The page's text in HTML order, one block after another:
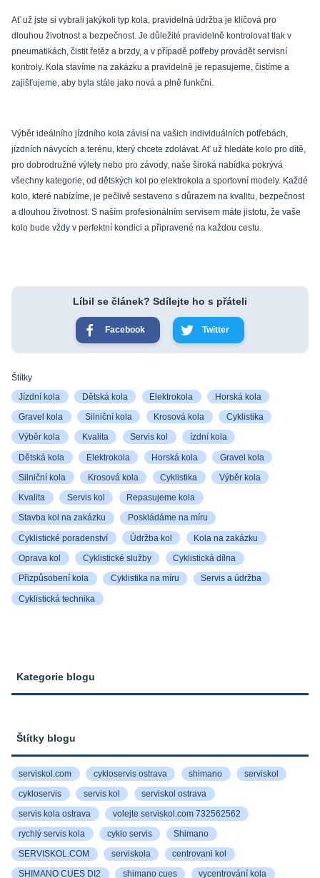
Kategorie blogu
Štítky blogu
serviskol.com cykloservis ostrava shimano serviskol
cykloservis servis kol serviskol ostrava
servis kola ostrava volejte serviskol.com 732562562
rychlý servis kola cyklo servis Shimano
SERVISKOL.COM serviskola centrovani kol
SHIMANO CUES DI2 shimano cues vycentrování kola
Ať už jste si vybrali jakýkoli typ kola, pravidelná údržba je klíčová pro
dlouhou životnost a bezpečnost. Je důležité pravidelně kontrolovat tlak v
pneumatikách, čistit řetěz a brzdy, a v případě potřeby provádět servisní
kontroly. Kola stavíme na zakázku a pravidelně je repasujeme, čistíme a
zajišťujeme, aby byla stále jako nová a plně funkční.
Výběr ideálního jízdního kola závisí na vašich individuálních potřebách,
jízdních návycích a terénu, který chcete zdolávat. Ať už hledáte kolo pro dítě,
pro dobrodružné výlety nebo pro závody, naše široká nabídka pokrývá
všechny kategorie, od dětských kol po elektrokola a sportovní modely. Každé
kolo, které nabízíme, je pečlivě sestaveno s důrazem na kvalitu, bezpečnost
a dlouhou životnost. S naším profesionálním servisem máte jistotu, že vaše
kolo bude vždy v perfektní kondici a připravené na každou cestu.
Líbil se článek? Sdílejte ho s přáteli
Facebook Twitter
Štítky
Jízdní kola Dětská kola Elektrokola Horská kola
Gravel kola Silniční kola Krosová kola Cyklistika
Výběr kola Kvalita Servis kol ízdní kola
Dětská kola Elektrokola Horská kola Gravel kola
Silniční kola Krosová kola Cyklistika Výběr kola
Kvalita Servis kol Repasujeme kola
Stavba kol na zakázku Poskládáme na míru
Cyklistické poradenství Údržba kol Kola na zakázku
Oprava kol Cyklistické služby Cyklistická dílna
Přizpůsobení kola Cyklistika na míru Servis a údržba
Cyklistická technika